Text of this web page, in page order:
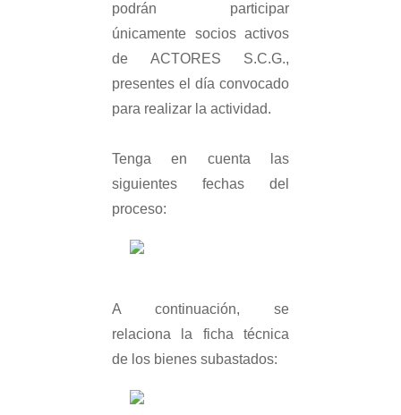
podrán participar
únicamente socios activos
de ACTORES S.C.G.,
presentes el día convocado
para realizar la actividad.
Tenga en cuenta las
siguientes fechas del
proceso:
A continuación, se
relaciona la ficha técnica
de los bienes subastados: